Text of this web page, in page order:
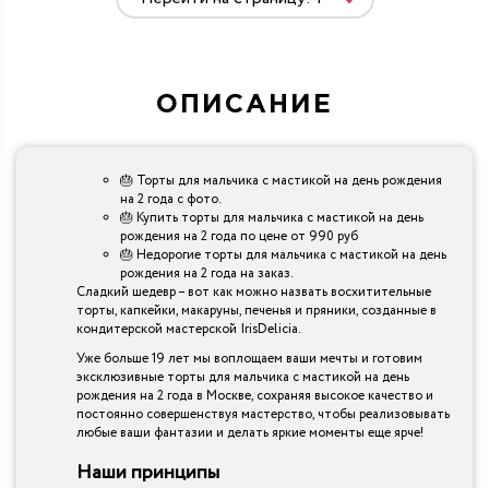
ОПИСАНИЕ
🎂 Торты для мальчика с мастикой на день рождения
на 2 года с фото.
🎂 Купить торты для мальчика с мастикой на день
рождения на 2 года по цене от 990 руб
🎂 Недорогие торты для мальчика с мастикой на день
рождения на 2 года на заказ.
Сладкий шедевр – вот как можно назвать восхитительные
торты, капкейки, макаруны, печенья и пряники, созданные в
кондитерской мастерской IrisDelicia.
Уже больше 19 лет мы воплощаем ваши мечты и готовим
эксклюзивные торты для мальчика с мастикой на день
рождения на 2 года в Москве, сохраняя высокое качество и
постоянно совершенствуя мастерство, чтобы реализовывать
любые ваши фантазии и делать яркие моменты еще ярче!
Наши принципы